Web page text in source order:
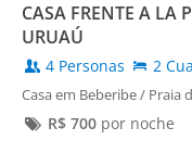
CASA FRENTE A LA
URUAÚ
4 Personas 2
Casa em Beberibe / Praia
R$ 700por noche